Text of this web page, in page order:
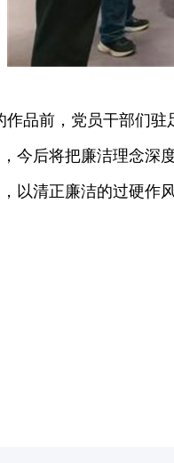
品前，党员干部们
今后将把廉洁理念深
以清正廉洁的过硬作